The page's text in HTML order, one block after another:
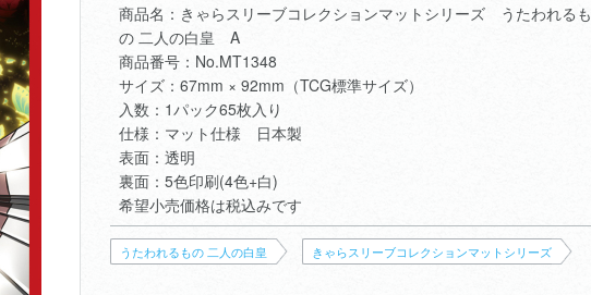
商品名：きゃらスリーブコレクションマットシリーズ うたわれるも
の 二人の白皇 A
商品番号：No.MT1348
サイズ：67mm × 92mm（TCG標準サイズ）
入数：1パック65枚入り
仕様：マット仕様 日本製
表面：透明
裏面：5色印刷(4色+白)
希望小売価格は税込みです
うたわれるもの 二人の白皇 きゃらスリーブコレクションマットシリーズ